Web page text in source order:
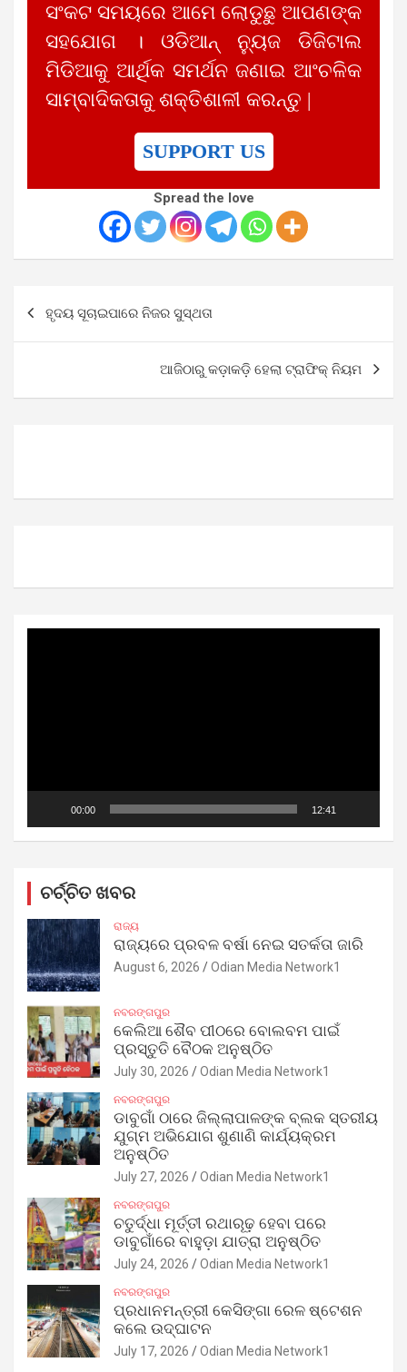
ସଂକଟ ସମୟରେ ଆମେ ଲୋଡୁଛୁ ଆପଣଙ୍କ
ସହଯୋଗ । ଓଡିଆନ୍ ନ୍ୟୁଜ ଡିଜିଟାଲ
ମିଡିଆକୁ ଆର୍ଥିକ ସମର୍ଥନ ଜଣାଇ ଆଂଚଳିକ
ସାମ୍ବାଦିକତାକୁ ଶକ୍ତିଶାଳୀ କରନ୍ତୁ |
SUPPORT US
Spread the love
navigation
ହୃଦୟ ସୂଚାଇପାରେ ନିଜର ସୁସ୍ଥତା
ଆଜିଠାରୁ କଡ଼ାକଡ଼ି ହେଲା ଟ୍ରାଫିକ୍ ନିୟମ
00:00 12:41
ଚର୍ଚ୍ଚିତ ଖବର
ରାଜ୍ୟ
ରାଜ୍ୟରେ ପ୍ରବଳ ବର୍ଷା ନେଇ ସତର୍କତା ଜାରି
August 6, 2026 Odian Media Network1
ନବରଙ୍ଗପୁର
କେଲିଆ ଶୈବ ପୀଠରେ ବୋଲବମ ପାଇଁ
ପ୍ରସ୍ତୁତି ବୈଠକ ଅନୁଷ୍ଠିତ
July 30, 2026 Odian Media Network1
ନବରଙ୍ଗପୁର
ଡାବୁଗାଁ ଠାରେ ଜିଲ୍ଲାପାଳଙ୍କ ବ୍ଲକ ସ୍ତରୀୟ
ଯୁଗ୍ମ ଅଭିଯୋଗ ଶୁଣାଣି କାର୍ଯ୍ୟକ୍ରମ
ଅନୁଷ୍ଠିତ
July 27, 2026 Odian Media Network1
ନବରଙ୍ଗପୁର
ଚତୁର୍ଦ୍ଧା ମୂର୍ତ୍ତୀ ରଥାରୂଢ଼ ହେବା ପରେ
ଡାବୁଗାଁରେ ବାହୁଡ଼ା ଯାତ୍ରା ଅନୁଷ୍ଠିତ
July 24, 2026 Odian Media Network1
ନବରଙ୍ଗପୁର
ପ୍ରଧାନମନ୍ତ୍ରୀ କେସିଙ୍ଗା ରେଳ ଷ୍ଟେଶନ
କଲେ ଉଦ୍‌ଘାଟନ
July 17, 2026 Odian Media Network1